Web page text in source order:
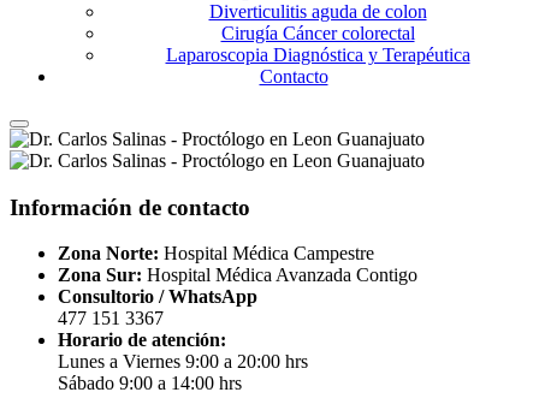
Diverticulitis aguda de colon
Cirugía Cáncer colorectal
Laparoscopia Diagnóstica y Terapéutica
Contacto
Información de contacto
Zona Norte: Hospital Médica Campestre
Zona Sur: Hospital Médica Avanzada Contigo
Consultorio / WhatsApp
477 151 3367
Horario de atención:
Lunes a Viernes 9:00 a 20:00 hrs
Sábado 9:00 a 14:00 hrs